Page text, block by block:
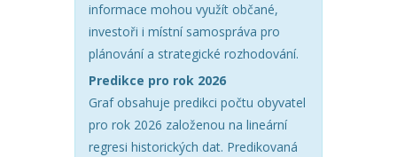
informace mohou využít občané,
investoři i místní samospráva pro
plánování a strategické rozhodování.
Predikce pro rok 2026
Graf obsahuje predikci počtu obyvatel
pro rok 2026 založenou na lineární
regresi historických dat. Predikovaná